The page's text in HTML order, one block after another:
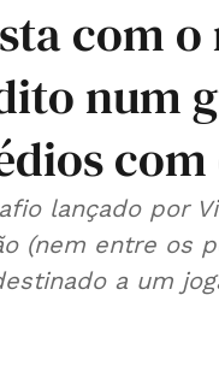
com o
num
com
lançado por
(nem entre os
a um